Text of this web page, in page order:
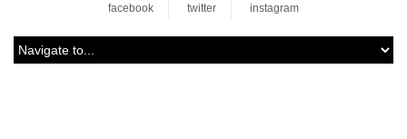
facebook twitter instagram